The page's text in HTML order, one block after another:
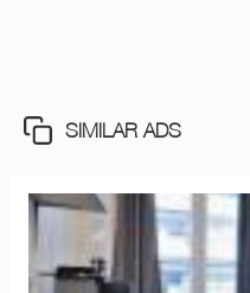
SIMILAR ADS